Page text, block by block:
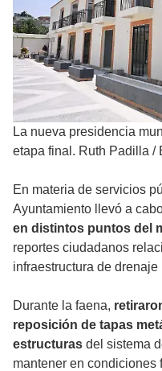
La nueva presidencia
etapa final. Ruth Padilla /
En materia de servicios
Ayuntamiento llevó a
en distintos puntos del
reportes ciudadanos
infraestructura de drenaje
Durante la faena,
reposición de tapas
estructuras del sistema
mantener en condiciones